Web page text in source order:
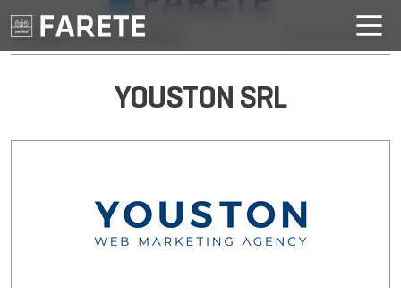
Exhibitors Farete 2022 Back to Exhibitors
YOUSTON SRL